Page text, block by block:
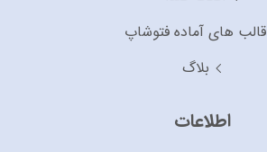
قالب های آماده فتوشاپ
بلاگ
اطلاعات